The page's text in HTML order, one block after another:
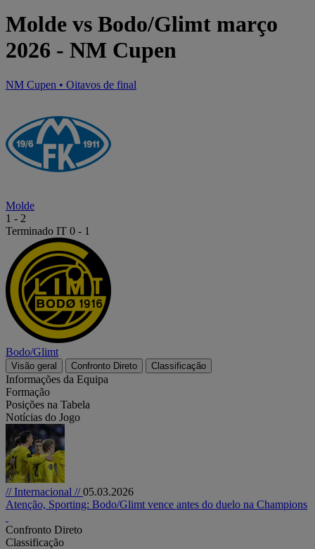
Molde vs Bodo/Glimt março
2026 - NM Cupen
NM Cupen • Oitavos de final
Molde
1 - 2
Terminado IT 0 - 1
Bodo/Glimt
Visão geral Confronto Direto Classificação
Informações da Equipa
Formação
Posições na Tabela
Notícias do Jogo
// Internacional //05.03.2026
Atenção, Sporting: Bodo/Glimt vence antes do duelo na Champions
Confronto Direto
Classificação